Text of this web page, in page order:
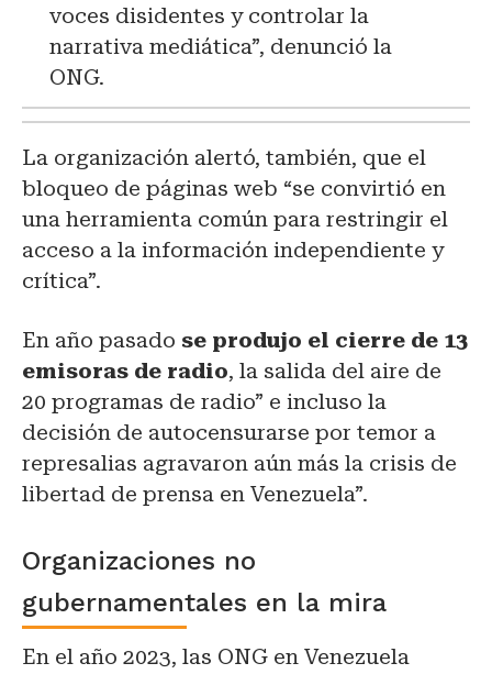
voces disidentes y controlar la
narrativa mediática”, denunció la
ONG.
La organización alertó, también, que el
bloqueo de páginas web “se convirtió en
una herramienta común para restringir el
acceso a la información independiente y
crítica”.
En año pasado se produjo el cierre de 13
emisoras de radio, la salida del aire de
20 programas de radio” e incluso la
decisión de autocensurarse por temor a
represalias agravaron aún más la crisis de
libertad de prensa en Venezuela”.
Organizaciones no
gubernamentales en la mira
En el año 2023, las ONG en Venezuela